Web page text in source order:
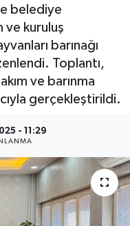
belediye
ve kuruluş
barınağı
Toplantı,
ve barınma
gerçekleştirildi.
- 11:29